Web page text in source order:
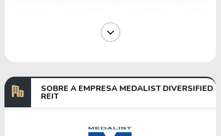
22/07/2024
SOBRE A EMPRESA MEDALIST DIVERSIFIED
REIT